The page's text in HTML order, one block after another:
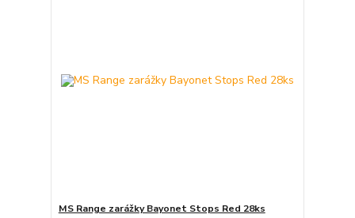
MS Range zarážky Bayonet Stops Red 28ks